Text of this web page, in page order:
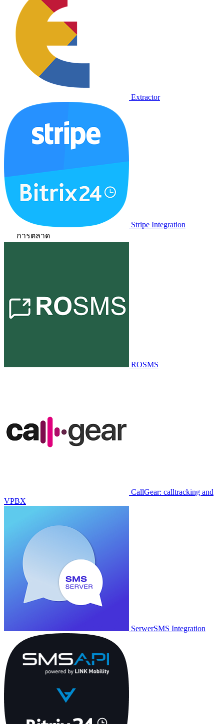
Extractor
Stripe Integration
การตลาด
ROSMS
CallGear: calltracking and
VPBX
SerwerSMS Integration